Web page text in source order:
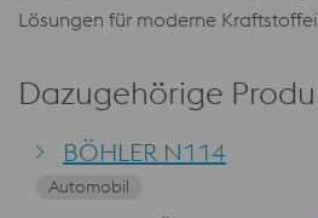
Lösungen für moderne
Dazugehörige
BÖHLER N114
Automobil